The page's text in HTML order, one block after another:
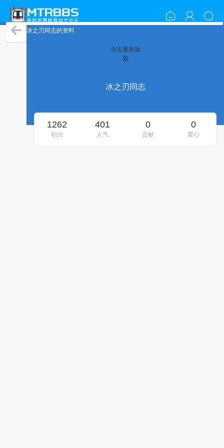
冰之刃同志的资料
点击重新加
载
冰之刃同志
1262
积分
401
人气
0
贡献
0
爱心